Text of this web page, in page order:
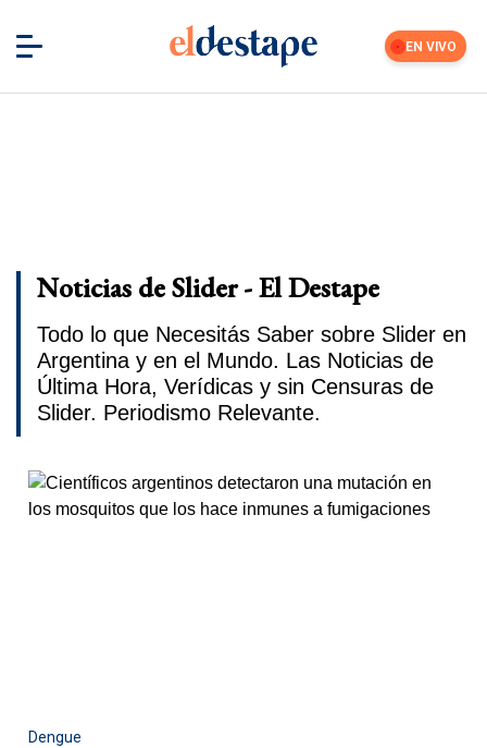
EN VIVO
Noticias de Slider - El Destape
Todo lo que Necesitás Saber sobre Slider en
Argentina y en el Mundo. Las Noticias de
Última Hora, Verídicas y sin Censuras de
Slider. Periodismo Relevante.
Dengue